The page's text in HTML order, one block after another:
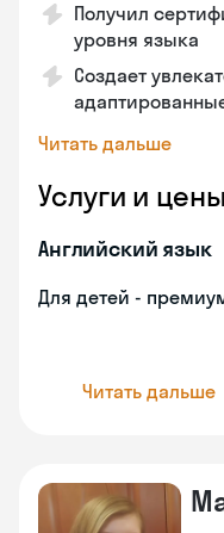
Получил
уровня языка
Создает
Читать дальше
Услуги и цены
Английский язык
Для детей -
Читать дальше